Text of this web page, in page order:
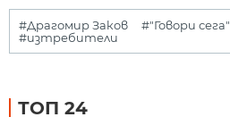
#Драгомир Заков
#"Говори сега"
#изтребители
ТОП 24